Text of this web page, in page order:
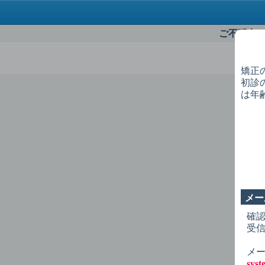
ご不明点
ロ
矯正
初診
は年
メ
確
受
メ